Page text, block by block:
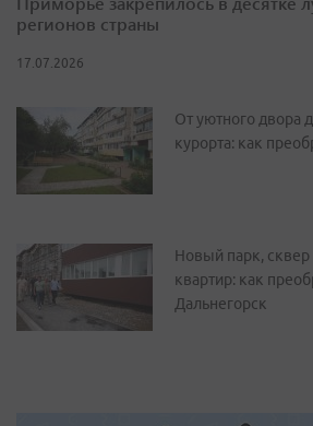
регионов страны
17.07.2026
От уютного двора
курорта: как
Новый парк,
квартир: как
Дальнегорск